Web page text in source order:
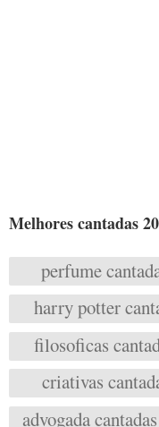
Melhores cantadas
perfume
harry potter
filosoficas
criativas
advogada cantadas